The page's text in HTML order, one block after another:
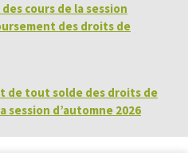
cours de la session
des droits de
de tout solde des droits de
d’automne 2026